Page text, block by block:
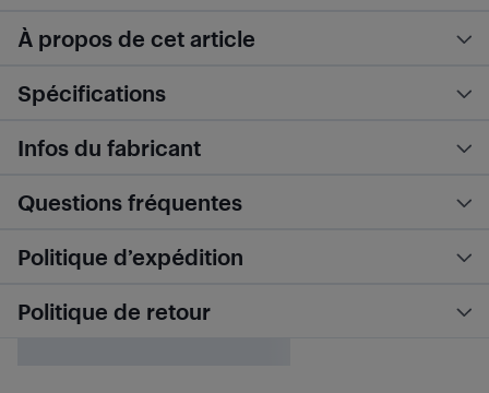
À propos de cet article
Spécifications
Infos du fabricant
Questions fréquentes
Politique d’expédition
Politique de retour